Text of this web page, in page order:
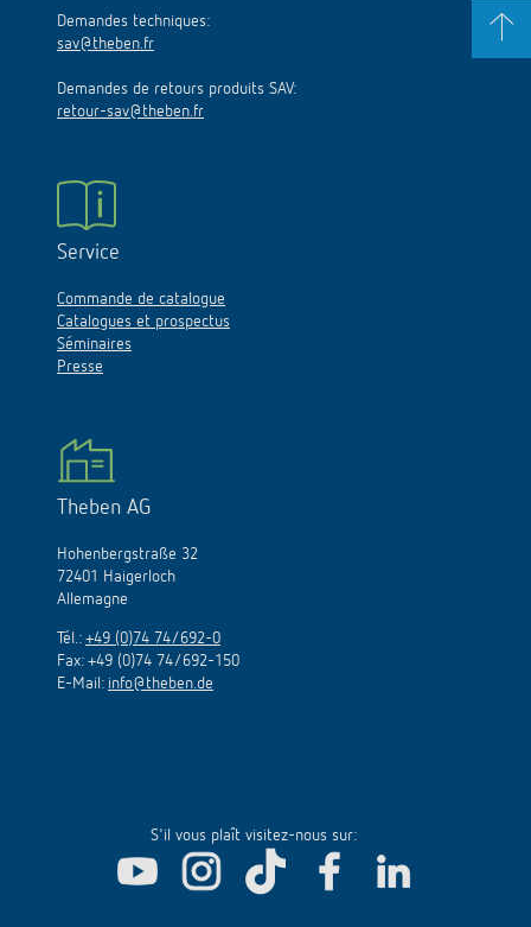
Demandes techniques:
sav@theben.fr
Demandes de retours produits SAV:
retour-sav@theben.fr
Service
Commande de catalogue
Catalogues et prospectus
Séminaires
Presse
Theben AG
Hohenbergstraße 32
72401 Haigerloch
Allemagne
Tél.: +49 (0)74 74/692-0
Fax: +49 (0)74 74/692-150
E-Mail: info@theben.de
S'il vous plaît visitez-nous sur: